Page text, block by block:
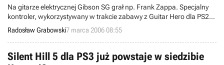
Na gitarze elektrycznej Gibson SG grał np. Frank Zappa. Specjalny
kontroler, wykorzystywany w trakcie zabawy z Guitar Hero dla PS2,
jest w istocie zminiaturyzowaną wersją tego instrumentu. Za miesiąc
nastąpi europejska premiera tej interesującej gry muzycznej, a
tymczasem jej twórcy myślą już o sukcesorach swojego dzieła.
Radosław Grabowski7 marca 2006 08:55
Silent Hill 5 dla PS3 już powstaje w siedzibie